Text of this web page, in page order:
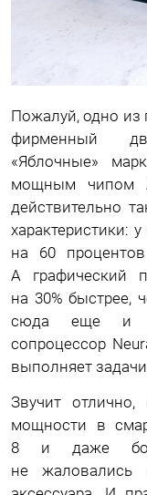
Пожалуй, одно из
фирменный
«Яблочные»
мощным чипом
действительно
характеристики:
на 60
А графический
на 30% быстрее,
сюда еще и
сопроцессор
выполняет
Звучит
мощности в
8 и даже
не жаловались